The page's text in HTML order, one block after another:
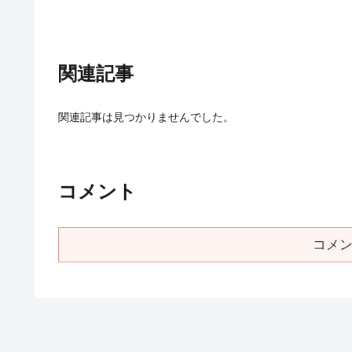
関連記事
関連記事は見つかりませんでした。
コメント
コメ